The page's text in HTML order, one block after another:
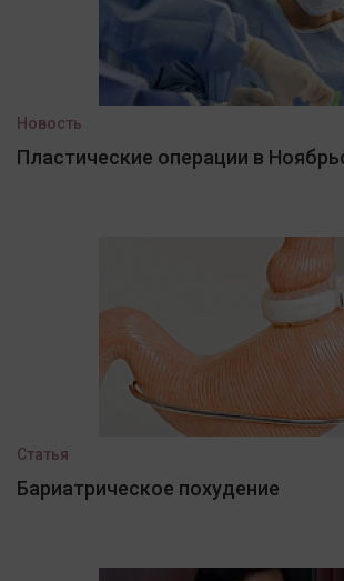
Новость
Пластические операции в
Статья
Бариатрическое похудение